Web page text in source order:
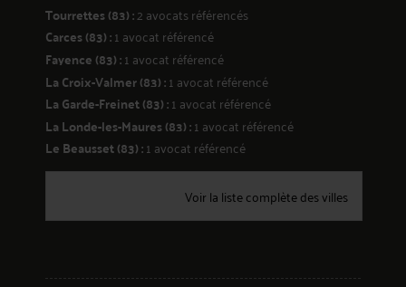
Tourrettes (83) :2 avocats référencés
Carces (83) :1 avocat référencé
Fayence (83) :1 avocat référencé
La Croix-Valmer (83) :1 avocat référencé
La Garde-Freinet (83) :1 avocat référencé
La Londe-les-Maures (83) :1 avocat référencé
Le Beausset (83) :1 avocat référencé
Voir la liste complète des villes